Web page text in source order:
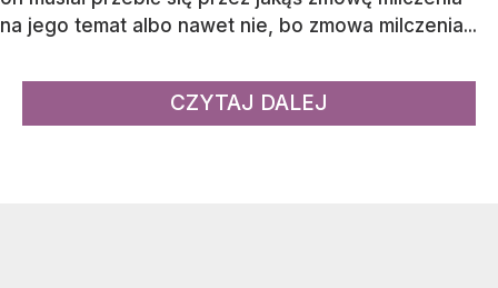
na jego temat albo nawet nie, bo zmowa milczenia...
CZYTAJ DALEJ